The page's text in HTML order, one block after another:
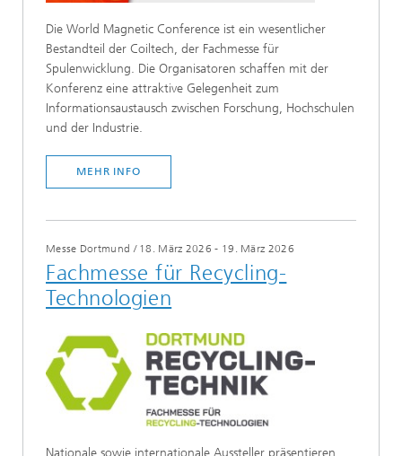
Die World Magnetic Conference ist ein wesentlicher
Bestandteil der Coiltech, der Fachmesse für
Spulenwicklung. Die Organisatoren schaffen mit der
Konferenz eine attraktive Gelegenheit zum
Informationsaustausch zwischen Forschung, Hochschulen
und der Industrie.
MEHR INFO
Messe Dortmund / 18. März 2026 - 19. März 2026
Fachmesse für Recycling-
Technologien
Nationale sowie internationale Aussteller präsentieren